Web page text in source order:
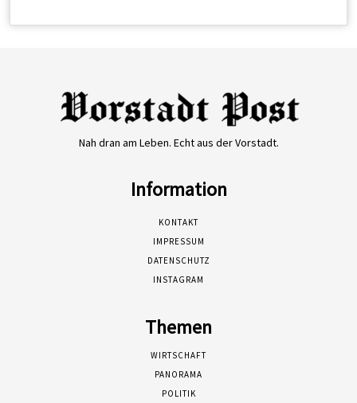
Nah dran am Leben. Echt aus der Vorstadt.
Information
KONTAKT
IMPRESSUM
DATENSCHUTZ
INSTAGRAM
Themen
WIRTSCHAFT
PANORAMA
POLITIK